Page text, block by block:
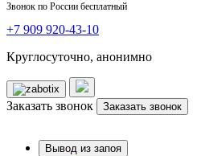
Звонок по России бесплатный
+7 909 920-43-10
Круглосуточно, анонимно
Заказать звонок Заказать звонок
Вывод из запоя